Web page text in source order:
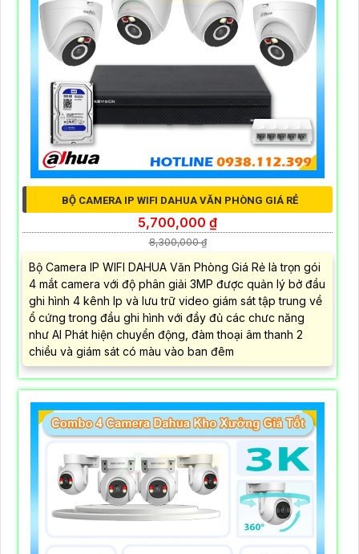
BỘ CAMERA IP WIFI DAHUA VĂN PHÒNG GIÁ RẺ
5,700,000 ₫
8,300,000 ₫
Bộ Camera IP WIFI DAHUA Văn Phòng Giá Rẻ là trọn gói
4 mắt camera với độ phân giải 3MP được quản lý bở đầu
ghi hình 4 kênh Ip và lưu trữ video giám sát tập trung về
ổ cứng trong đầu ghi hình với đầy đủ các chưc năng
như AI Phát hiện chuyển động, đàm thoại âm thanh 2
chiều và giám sát có màu vào ban đêm